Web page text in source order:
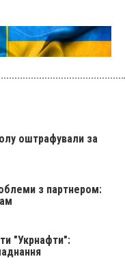
оштрафували за
з партнером:
"Укрнафти":